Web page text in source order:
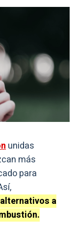
unidas
más
para
a